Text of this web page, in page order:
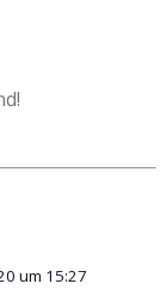
um 15:27